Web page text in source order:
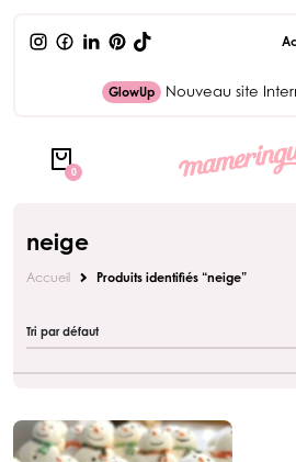
GlowUp Nouveau site
0
neige
Accueil Produits identifiés “neige”